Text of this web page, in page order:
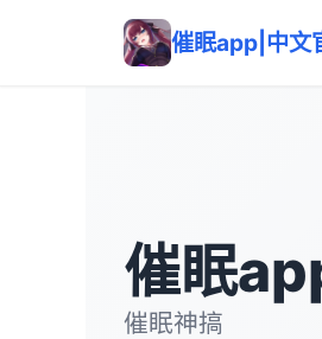
催眠app|中文
催眠
催眠神搞